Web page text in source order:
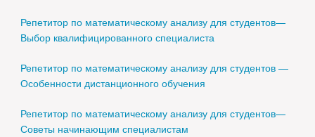
Репетитор по математическому анализу для студентов—
Выбор квалифицированного специалиста
Репетитор по математическому анализу для студентов —
Особенности дистанционного обучения
Репетитор по математическому анализу для студентов—
Советы начинающим специалистам